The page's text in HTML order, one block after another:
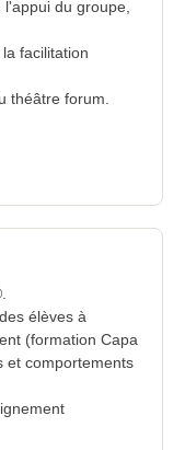
du groupe,
facilitation
théâtre forum.
élèves à
(formation Capa
et comportements